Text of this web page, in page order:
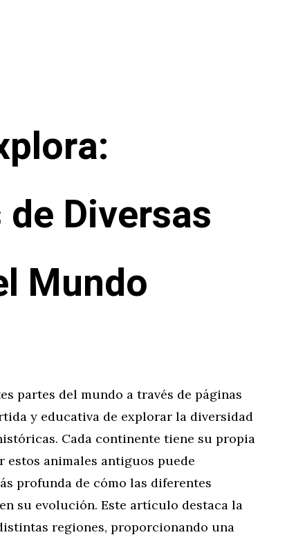
Diversas
Mundo
partes del mundo a través de páginas
y educativa de explorar la diversidad
Cada continente tiene su propia
animales antiguos puede
profunda de cómo las diferentes
su evolución. Este artículo destaca la
regiones, proporcionando una